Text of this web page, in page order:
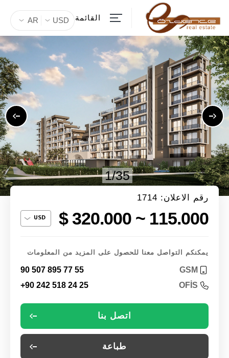
القائمة AR USD
1/35
رقم الاعلان: 1714
115.000 ~ 320.000 $
يمكنكم التواصل معنا للحصول على المزيد من المعلومات
GSM
90 507 895 77 55
OFİS
+90 242 518 24 25
اتصل بنا
طباعة